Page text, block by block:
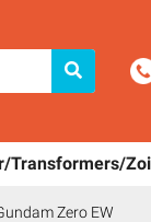
Transformers/
Zero EW